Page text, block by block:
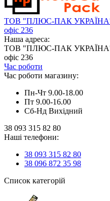
ТОВ "ПЛЮС-ПАК УКРАЇНА"
офіс 236
Наша адреса:
ТОВ "ПЛЮС-ПАК УКРАЇНА"
офіс 236
Час роботи
Час роботи магазину:
Пн-Чт 9.00-18.00
Пт 9.00-16.00
Сб-Нд Вихідний
38 093 315 82 80
Наші телефони:
38 093 315 82 80
38 096 872 35 98
Список категорій